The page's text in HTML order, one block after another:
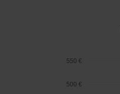
500 €
550 €